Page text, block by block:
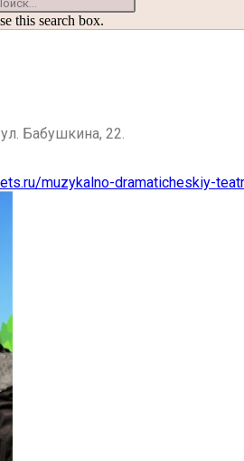
this search box.
Бабушкина, 22.
muzykalno-dramaticheskiy-